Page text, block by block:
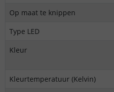
Op maat te knippen
Type LED
Kleur
Kleurtemperatuur (Kelvin)